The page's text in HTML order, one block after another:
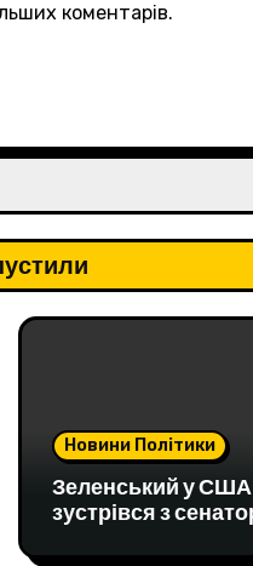
коментарів.
Новини Політики
Зеленський у США
зустрівся з